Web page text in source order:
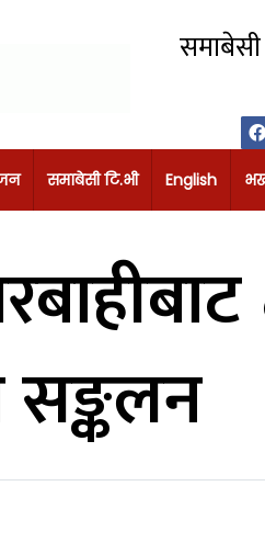
समाबेसी टि.भी English
सङ्कलन